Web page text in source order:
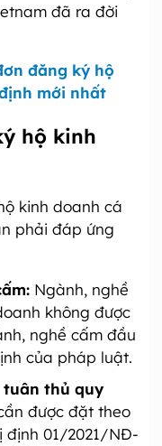
đã ra đời
đăng ký hộ
mới nhất
hộ kinh
kinh doanh cá
phải đáp ứng
Ngành, nghề
không được
nghề cấm đầu
của pháp luật.
tuân thủ quy
được đặt theo
định 01/2021/NĐ-